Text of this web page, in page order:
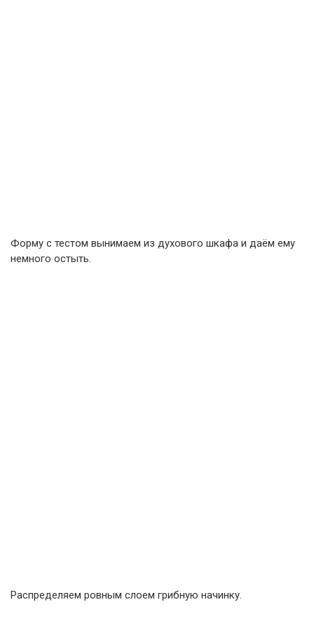
Форму с тестом вынимаем из духового шкафа и даём ему
немного остыть.
Распределяем ровным слоем грибную начинку.